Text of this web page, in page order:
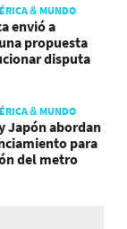
& MUNDO
envió a
propuesta
disputa
& MUNDO
Japón abordan
para
del metro